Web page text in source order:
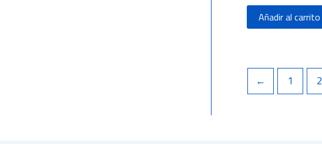
Añadir al carrito
← 1 2